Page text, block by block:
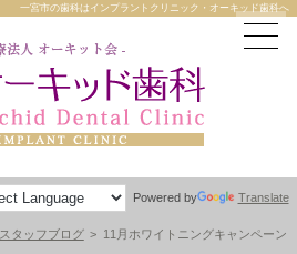
一宮市の歯科はインプラントクリニック・オーキッド歯科へ
Powered by Translate
スタッフブログ 11月ホワイトニングキャンペーン